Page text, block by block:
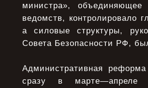
министра»,
ведомств, контролировало
а силовые структуры,
Совета Безопасности РФ,
Административная
сразу в марте—апреле